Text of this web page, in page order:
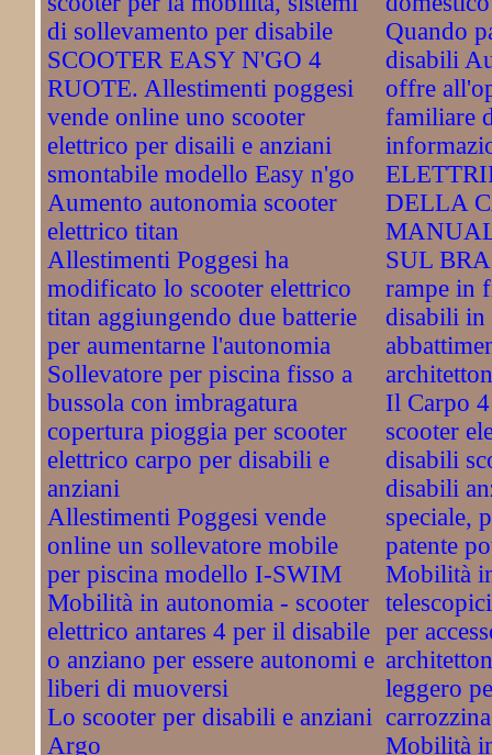
di sollevamento per disabile
SCOOTER EASY N'GO 4
RUOTE. Allestimenti poggesi
vende online uno scooter
elettrico per disaili e anziani
smontabile modello Easy n'go
Aumento autonomia scooter
elettrico titan
Allestimenti Poggesi ha
modificato lo scooter elettrico
titan aggiungendo due batterie
per aumentarne l'autonomia
Sollevatore per piscina fisso a
bussola con imbragatura
copertura pioggia per scooter
elettrico carpo per disabili e
anziani
Allestimenti Poggesi vende
online un sollevatore mobile
per piscina modello I-SWIM
Mobilità in autonomia - scooter
elettrico antares 4 per il disabile
o anziano per essere autonomi e
liberi di muoversi
Lo scooter per disabili e anziani
Argo
Quando
disabili
offre
familiare
DELLA
SUL
rampe in
disabili in
Il Carpo
scooter
disabili
disabili
speciale,
patente
Mobilità
per
leggero
carrozzina
Mobilità